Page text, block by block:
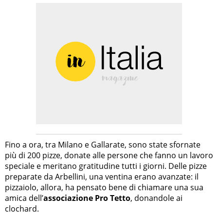
Fino a ora, tra Milano e Gallarate, sono state sfornate
più di 200 pizze, donate alle persone che fanno un lavoro
speciale e meritano gratitudine tutti i giorni. Delle pizze
preparate da Arbellini, una ventina erano avanzate: il
pizzaiolo, allora, ha pensato bene di chiamare una sua
amica dell’associazione Pro Tetto, donandole ai
clochard.